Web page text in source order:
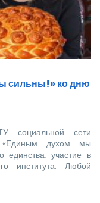
сильны!» ко дню
социальной сети
«Единым духом мы
единства, участие в
института. Любой